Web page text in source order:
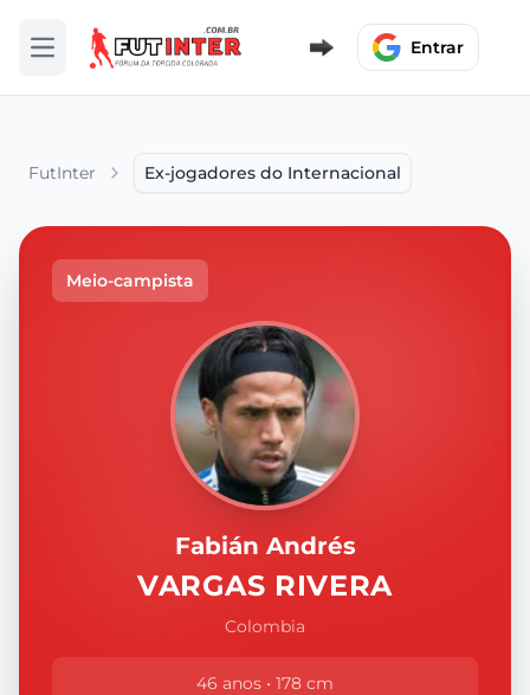
Abrir menu Entrar
FutInter Ex-jogadores do Internacional
Meio-campista
Fabián Andrés
VARGAS RIVERA
Colombia
46 anos • 178 cm